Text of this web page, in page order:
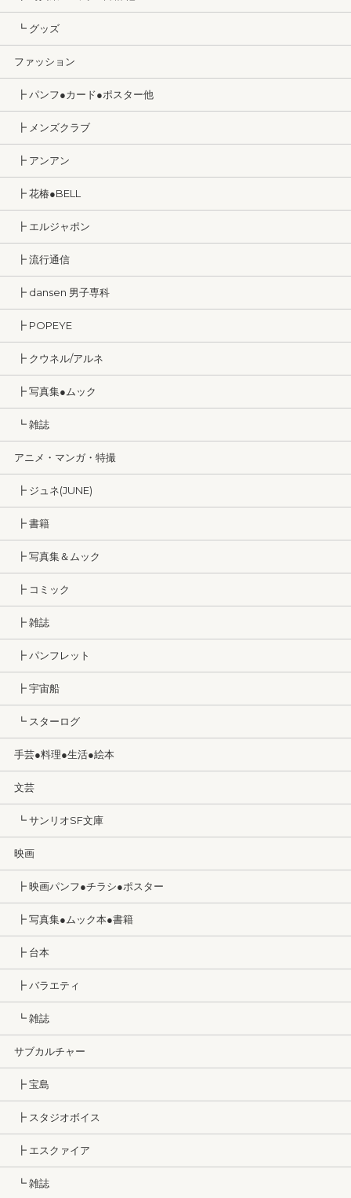
┗ グッズ
ファッション
┣ パンフ●カード●ポスター他
┣ メンズクラブ
┣ アンアン
┣ 花椿●BELL
┣ エルジャポン
┣ 流行通信
┣ dansen 男子専科
┣ POPEYE
┣ クウネル/アルネ
┣ 写真集●ムック
┗ 雑誌
アニメ・マンガ・特撮
┣ ジュネ(JUNE)
┣ 書籍
┣ 写真集＆ムック
┣ コミック
┣ 雑誌
┣ パンフレット
┣ 宇宙船
┗ スターログ
手芸●料理●生活●絵本
文芸
┗ サンリオSF文庫
映画
┣ 映画パンフ●チラシ●ポスター
┣ 写真集●ムック本●書籍
┣ 台本
┣ バラエティ
┗ 雑誌
サブカルチャー
┣ 宝島
┣ スタジオボイス
┣ エスクァイア
┗ 雑誌